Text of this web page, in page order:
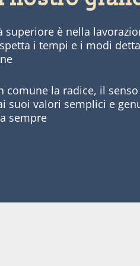
è nella
i tempi e i modi
comune la radice, il
suoi valori semplici e
sempre